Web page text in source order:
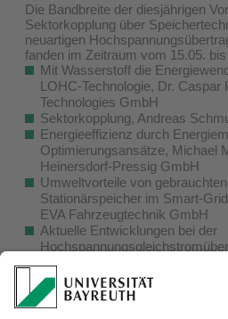
Die Bandbreite der diesjährigen
Sektorkopplung über
neuartigen
fanden im Zeitraum vom 15.05.
Mit Wasserstoff die
LOHC-Technologie, Dr. Caspar
Technologies GmbH
Sektorkopplung, Andreas
Energieeffizienz durch
Optimierungsansätze, Michael
Heinersdorf-Pressig GmbH
Umweltvorteile von
Stationärspeicher im Smart-
EVA Fahrzeugtechnik GmbH
Aktuelle Entwicklungen bei der
Gambach, Siemens AG
Energiemonitor und lokale
Bayernwerk AG
Speichertechnologien für die